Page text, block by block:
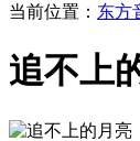
当前位置： 东方
追不上